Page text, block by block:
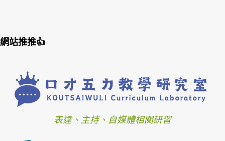
網站推推👍
表達、主持、自媒體相關研習